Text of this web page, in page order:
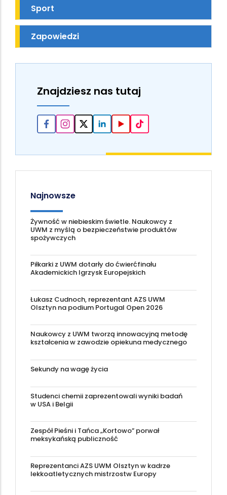
Sport
Zapowiedzi
Znajdziesz nas tutaj
Najnowsze
Żywność w niebieskim świetle. Naukowcy z
UWM z myślą o bezpieczeństwie produktów
spożywczych
Piłkarki z UWM dotarły do ćwierćfinału
Akademickich Igrzysk Europejskich
Łukasz Cudnoch, reprezentant AZS UWM
Olsztyn na podium Portugal Open 2026
Naukowcy z UWM tworzą innowacyjną metodę
kształcenia w zawodzie opiekuna medycznego
Sekundy na wagę życia
Studenci chemii zaprezentowali wyniki badań
w USA i Belgii
Zespół Pieśni i Tańca „Kortowo” porwał
meksykańską publiczność
Reprezentanci AZS UWM Olsztyn w kadrze
lekkoatletycznych mistrzostw Europy